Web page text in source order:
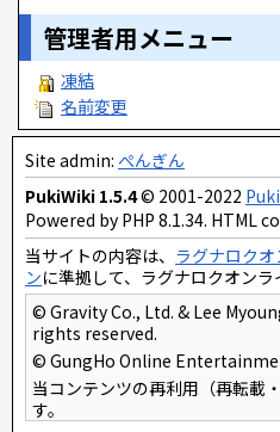
管理者用メニュー
凍結
名前変更
Site admin: ぺんぎん
PukiWiki 1.5.4© 2001-2022
Powered by PHP 8.1.34. HTML
当サイトの内容は、 ラグナロク
ンに準拠して、ラグナロクオンラ
© Gravity Co., Ltd. & Lee
rights reserved.
© GungHo Online
当コンテンツの再利用（再転載
す。